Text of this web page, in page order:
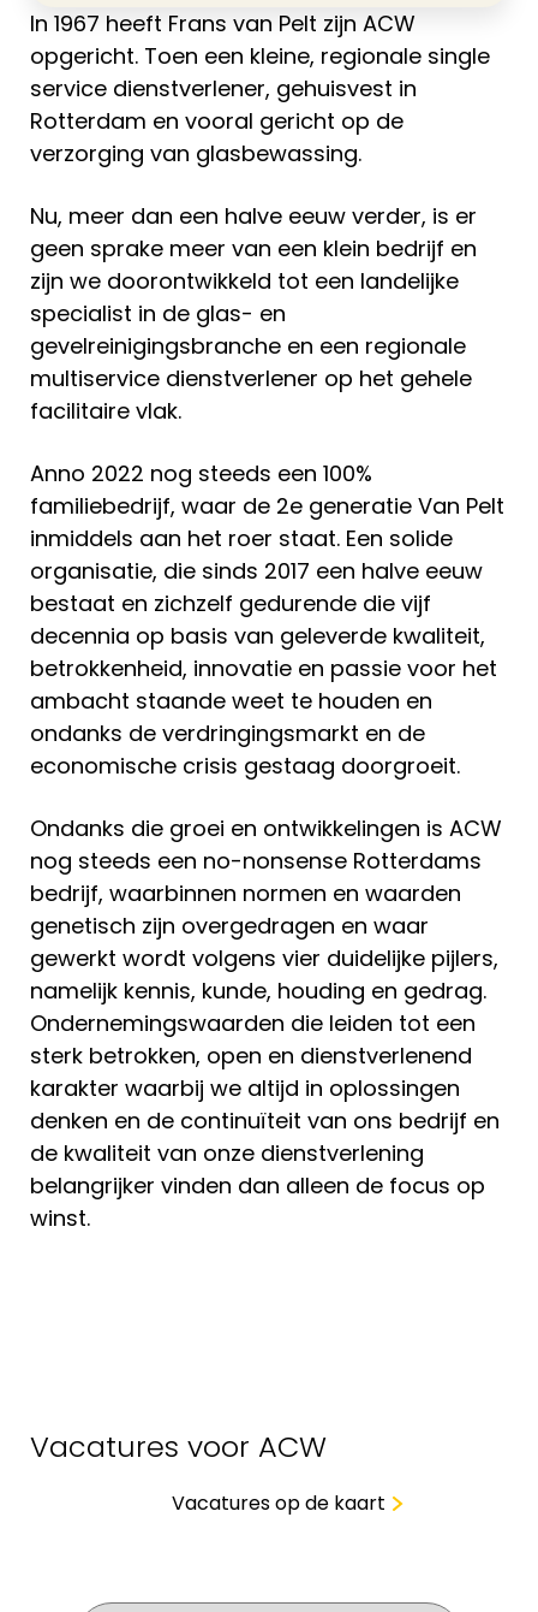
In 1967 heeft Frans van Pelt zijn ACW
opgericht. Toen een kleine, regionale single
service dienstverlener, gehuisvest in
Rotterdam en vooral gericht op de
verzorging van glasbewassing.
Nu, meer dan een halve eeuw verder, is er
geen sprake meer van een klein bedrijf en
zijn we doorontwikkeld tot een landelijke
specialist in de glas- en
gevelreinigingsbranche en een regionale
multiservice dienstverlener op het gehele
facilitaire vlak.
Anno 2022 nog steeds een 100%
familiebedrijf, waar de 2e generatie Van Pelt
inmiddels aan het roer staat. Een solide
organisatie, die sinds 2017 een halve eeuw
bestaat en zichzelf gedurende die vijf
decennia op basis van geleverde kwaliteit,
betrokkenheid, innovatie en passie voor het
ambacht staande weet te houden en
ondanks de verdringingsmarkt en de
economische crisis gestaag doorgroeit.
​Ondanks die groei en ontwikkelingen is ACW
nog steeds een no-nonsense Rotterdams
bedrijf, waarbinnen normen en waarden
genetisch zijn overgedragen en waar
gewerkt wordt volgens vier duidelijke pijlers,
namelijk kennis, kunde, houding en gedrag.
Ondernemingswaarden die leiden tot een
sterk betrokken, open en dienstverlenend
karakter waarbij we altijd in oplossingen
denken en de continuïteit van ons bedrijf en
de kwaliteit van onze dienstverlening
belangrijker vinden dan alleen de focus op
winst.
Vacatures voor ACW
Vacatures op de kaart